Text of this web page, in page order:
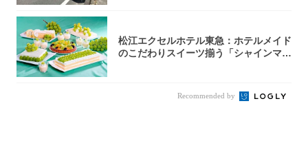
松江エクセルホテル東急：ホテルメイド
のこだわりスイーツ揃う「シャインマス
Recommended by